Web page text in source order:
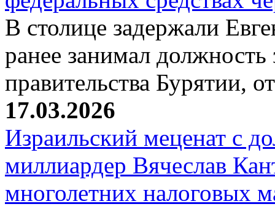
В столице задержали
ранее занимал должность
правительства Бурятии,
17.03.2026
Израильский меценат с
миллиардер Вячеслав
многолетних налоговых